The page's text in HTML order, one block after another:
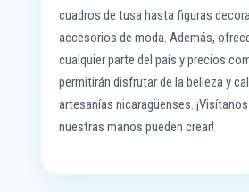
cuadros de tusa hasta figuras
accesorios de moda. Además,
cualquier parte del país y precios
permitirán disfrutar de la belleza y
artesanías nicaragüenses.
nuestras manos pueden crear!